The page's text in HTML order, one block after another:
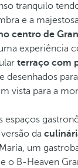
tranquilo
e a
centro de
experiência
terraço com
desenhados
vista para a
espaços
da
María, um
o B-Heaven